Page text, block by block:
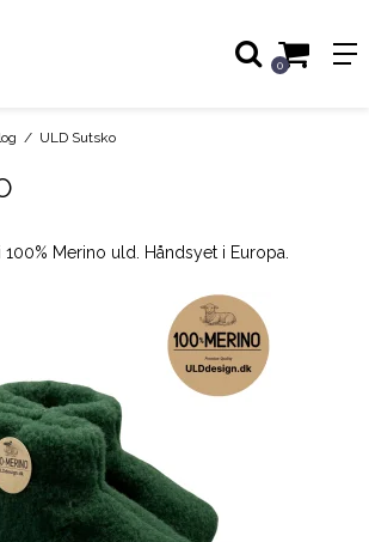
0
/ ULD Sutsko
Merino uld. Håndsyet i Europa.